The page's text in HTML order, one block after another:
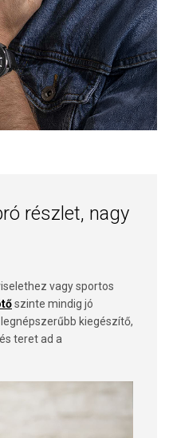
részlet, nagy
vagy sportos
szinte mindig jó
kiegészítő,
teret ad a